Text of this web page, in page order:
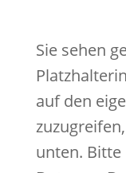
Sie sehen
auf den
unten. Bitte